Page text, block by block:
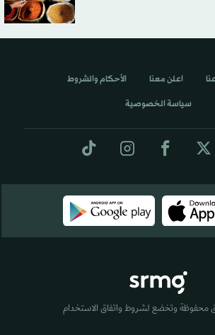
اعلن معنا الأحكام والشروط
سياسة الخصوصية
محفوظة وتخضع لشروط واتفاق الاستخدام